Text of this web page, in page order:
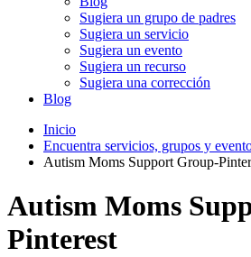
Sugiera un grupo de padres
Sugiera un servicio
Sugiera un evento
Sugiera un recurso
Sugiera una corrección
Blog
Inicio
Encuentra servicios, grupos y
Autism Moms Support Group-
Autism Moms
Pinterest